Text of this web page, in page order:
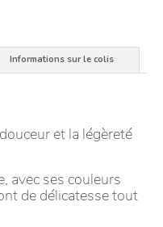
Informations sur le colis
et la légèreté
avec ses couleurs
de délicatesse tout